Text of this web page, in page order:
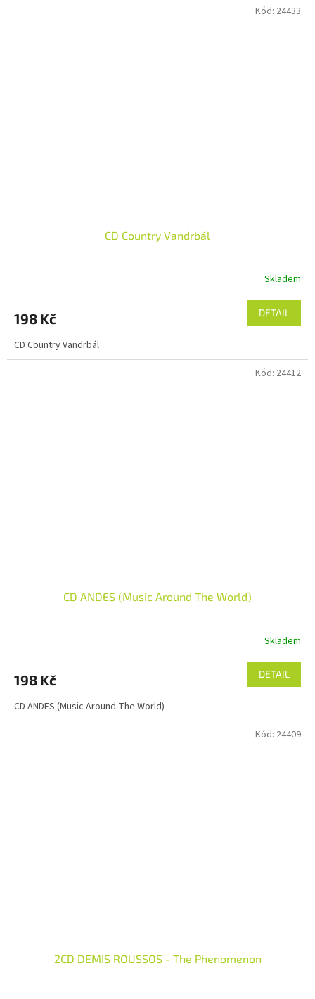
CD Country Vandrbál
Skladem
198 Kč DETAIL
CD Country Vandrbál
Kód: 24433
CD ANDES (Music Around The World)
Skladem
198 Kč DETAIL
CD ANDES (Music Around The World)
Kód: 24412
2CD DEMIS ROUSSOS - The Phenomenon
Kód: 24409